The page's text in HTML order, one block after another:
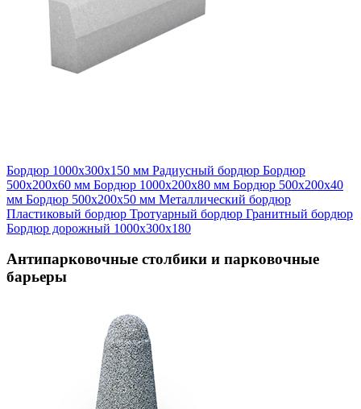
Бордюр 1000х300х150 мм Радиусный бордюр Бордюр
500х200х60 мм Бордюр 1000х200х80 мм Бордюр 500х200х40
мм Бордюр 500х200х50 мм Металлический бордюр
Пластиковый бордюр Тротуарный бордюр Гранитный бордюр
Бордюр дорожный 1000х300х180
Антипарковочные столбики и парковочные
барьеры